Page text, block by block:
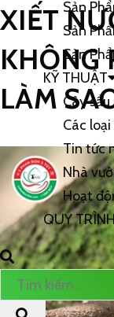
Sản
Sản
Sản
KỸ THUẬT
Cây
Các
Tin tức
Nhà
Hoạt
QUY
XIẾT
KHÔNG
LÀM